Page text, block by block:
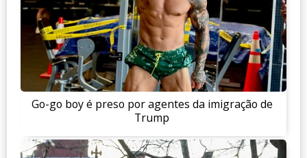
Go-go boy é preso por agentes da imigração de
Trump